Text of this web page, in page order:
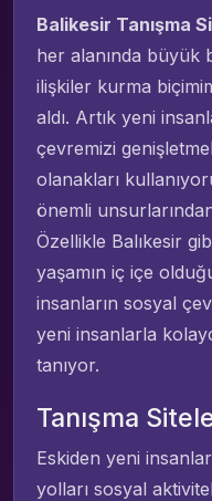
Balikesir Tanışma
her alanında büyük
ilişkiler kurma
aldı. Artık yeni
çevremizi
olanakları
önemli
Özellikle Balıkesir
yaşamın iç içe
insanların sosyal
yeni insanlarla
tanıyor.
Tanışma
Eskiden yeni
yolları sosyal